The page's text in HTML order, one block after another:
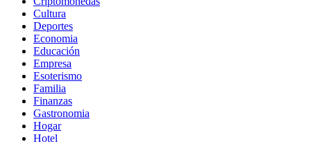
Cultura
Deportes
Economia
Educación
Empresa
Esoterismo
Familia
Finanzas
Gastronomia
Hogar
Hotel